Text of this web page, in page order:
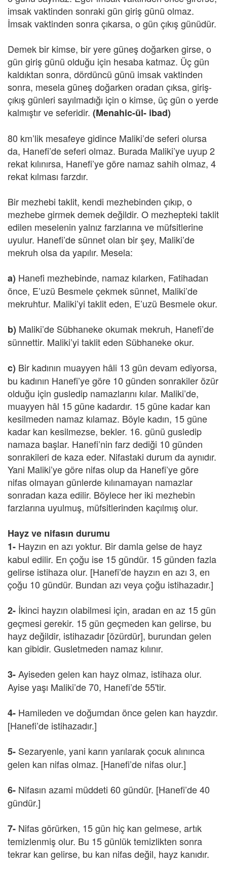
imsak vaktinden sonraki gün giriş günü olmaz.
İmsak vaktinden sonra çıkarsa, o gün çıkış günüdür.
Demek bir kimse, bir yere güneş doğarken girse, o
gün giriş günü olduğu için hesaba katmaz. Üç gün
kaldıktan sonra, dördüncü günü imsak vaktinden
sonra, mesela güneş doğarken oradan çıksa, giriş-
çıkış günleri sayılmadığı için o kimse, üç gün o yerde
kalmıştır ve seferidir. (Menahic-ül- ibad)
80 km’lik mesafeye gidince Maliki’de seferi olursa
da, Hanefi’de seferi olmaz. Burada Maliki’ye uyup 2
rekat kılınırsa, Hanefi’ye göre namaz sahih olmaz, 4
rekat kılması farzdır.
Bir mezhebi taklit, kendi mezhebinden çıkıp, o
mezhebe girmek demek değildir. O mezhepteki taklit
edilen meselenin yalnız farzlarına ve müfsitlerine
uyulur. Hanefi’de sünnet olan bir şey, Maliki’de
mekruh olsa da yapılır. Mesela:
a) Hanefi mezhebinde, namaz kılarken, Fatihadan
önce, E’uzü Besmele çekmek sünnet, Maliki’de
mekruhtur. Maliki’yi taklit eden, E’uzü Besmele okur.
b) Maliki’de Sübhaneke okumak mekruh, Hanefi’de
sünnettir. Maliki’yi taklit eden Sübhaneke okur.
c) Bir kadının muayyen hâli 13 gün devam ediyorsa,
bu kadının Hanefi’ye göre 10 günden sonrakiler özür
olduğu için gusledip namazlarını kılar. Maliki’de,
muayyen hâl 15 güne kadardır. 15 güne kadar kan
kesilmeden namaz kılamaz. Böyle kadın, 15 güne
kadar kan kesilmezse, bekler. 16. günü gusledip
namaza başlar. Hanefi’nin farz dediği 10 günden
sonrakileri de kaza eder. Nifastaki durum da aynıdır.
Yani Maliki’ye göre nifas olup da Hanefi’ye göre
nifas olmayan günlerde kılınamayan namazlar
sonradan kaza edilir. Böylece her iki mezhebin
farzlarına uyulmuş, müfsitlerinden kaçılmış olur.
Hayz ve nifasın durumu
1- Hayzın en azı yoktur. Bir damla gelse de hayz
kabul edilir. En çoğu ise 15 gündür. 15 günden fazla
gelirse istihaza olur. [Hanefi’de hayzın en azı 3, en
çoğu 10 gündür. Bundan azı veya çoğu istihazadır.]
2- İkinci hayzın olabilmesi için, aradan en az 15 gün
geçmesi gerekir. 15 gün geçmeden kan gelirse, bu
hayz değildir, istihazadır [özürdür], burundan gelen
kan gibidir. Gusletmeden namaz kılınır.
3-Ayiseden gelen kan hayz olmaz, istihaza olur.
Ayise yaşı Maliki’de 70, Hanefi’de 55'tir.
4- Hamileden ve doğumdan önce gelen kan hayzdır.
[Hanefi’de istihazadır.]
5- Sezaryenle, yani karın yarılarak çocuk alınınca
gelen kan nifas olmaz. [Hanefi’de nifas olur.]
6- Nifasın azami müddeti 60 gündür. [Hanefi’de 40
gündür.]
7- Nifas görürken, 15 gün hiç kan gelmese, artık
temizlenmiş olur. Bu 15 günlük temizlikten sonra
tekrar kan gelirse, bu kan nifas değil, hayz kanıdır.